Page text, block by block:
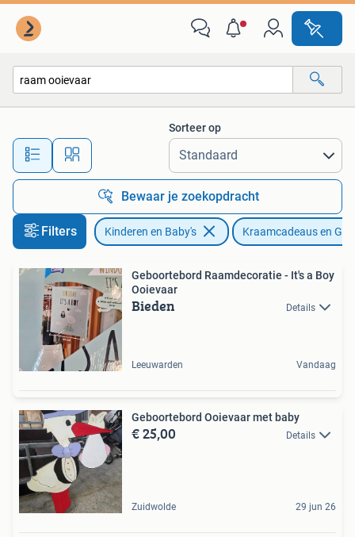
Alle afstanden…
Sorteer op
Bewaar je zoekopdracht
Filters Kinderen en Baby's Kraamcadeaus en
Geboortebord Raamdecoratie - It's a Boy
Ooievaar
Bieden Details
Leeuwarden Vandaag
Geboortebord Ooievaar met baby
€ 25,00 Details
Zuidwolde 29 jun 26